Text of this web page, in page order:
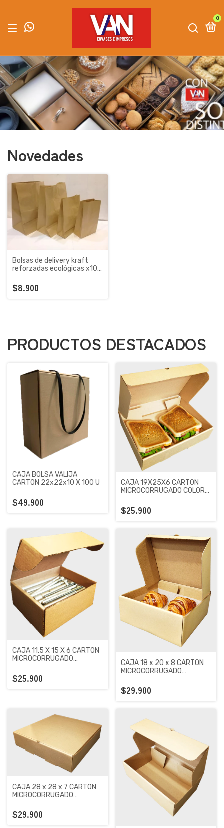
0
Novedades
Bolsas de delivery kraft
reforzadas ecológicas x100
$8.900
PRODUCTOS DESTACADOS
CAJA BOLSA VALIJA
CARTON 22x22x10 X 100 U
$49.900
CAJA 19X25X6 CARTON
MICROCORRUGADO COLOR
$25.900
CAJA 11.5 X 15 X 6 CARTON
MICROCORRUGADO
UNIDADES
$25.900
CAJA 18 x 20 x 8 CARTON
MICROCORRUGADO
UNIDADES
$29.900
CAJA 28 x 28 x 7 CARTON
MICROCORRUGADO
UNIDADES
$29.900